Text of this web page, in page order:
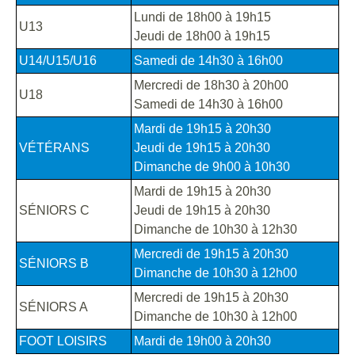
U13
Lundi de 18h00 à 19h15
Jeudi de 18h00 à 19h15
U14/U15/U16
Samedi de 14h30 à 16h00
U18
Mercredi de 18h30 à 20h00
Samedi de 14h30 à 16h00
VÉTÉRANS
Mardi de 19h15 à 20h30
Jeudi de 19h15 à 20h30
Dimanche de 9h00 à 10h30
SÉNIORS C
Mardi de 19h15 à 20h30
Jeudi de 19h15 à 20h30
Dimanche de 10h30 à 12h30
SÉNIORS B
Mercredi de 19h15 à 20h30
Dimanche de 10h30 à 12h00
SÉNIORS A
Mercredi de 19h15 à 20h30
Dimanche de 10h30 à 12h00
FOOT LOISIRS
Mardi de 19h00 à 20h30